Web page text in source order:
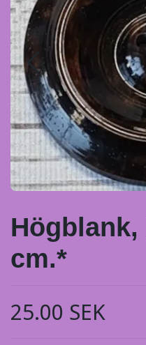
cm.*
25.00 SEK